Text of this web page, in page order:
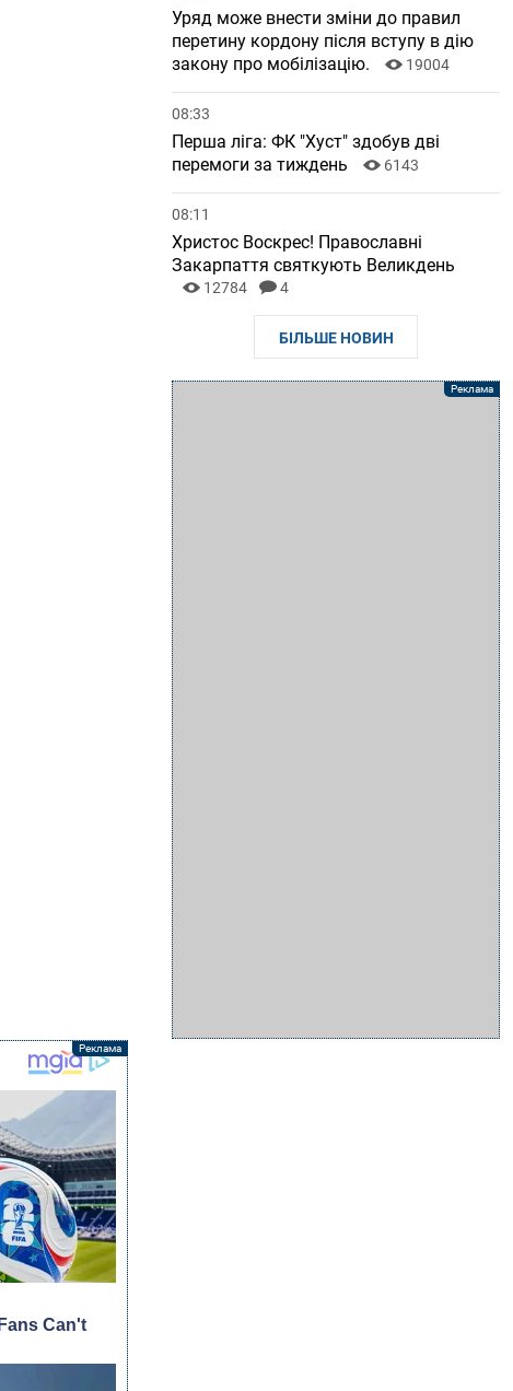
Уряд може внести зміни до правил
перетину кордону після вступу в дію
закону про мобілізацію.
19004
08:33
Перша ліга: ФК "Хуст" здобув дві
перемоги за тиждень
6143
08:11
Христос Воскрес! Православні
Закарпаття святкують Великдень
12784 4
БІЛЬШЕ НОВИН